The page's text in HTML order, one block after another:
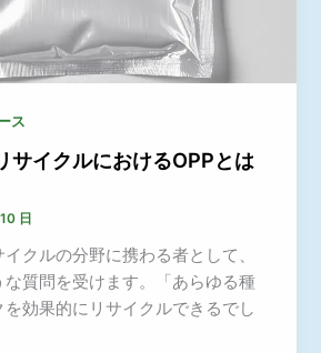
ス
サイクルにおけるOPPとは
日
クルの分野に携わる者として、
質問を受けます。「あらゆる種
効果的にリサイクルできるでし